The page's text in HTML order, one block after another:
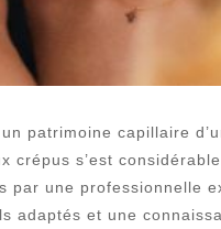
patrimoine capillaire
s’est
une professionnelle
adaptés et une